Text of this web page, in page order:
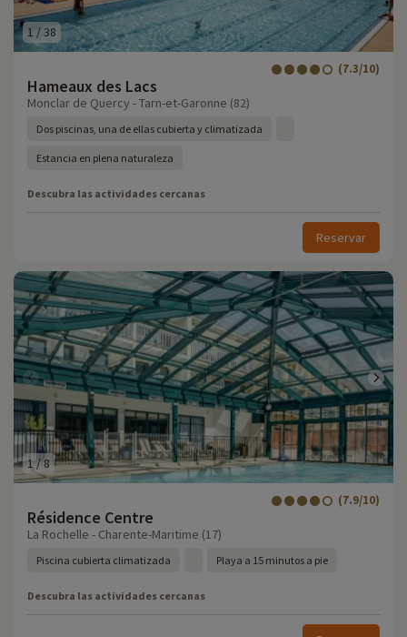
1 /38
Hameaux des Lacs
(7.3/10)
Monclar de Quercy - Tarn-et-Garonne (82)
Dos piscinas, una de ellas cubierta y climatizada
Estancia en plena naturaleza
Descubra las actividades cercanas
Reservar
1/8
Résidence Centre
(7.9/10)
La Rochelle - Charente-Maritime (17)
Piscina cubierta climatizada Playa a 15 minutos a pie
Descubra las actividades cercanas